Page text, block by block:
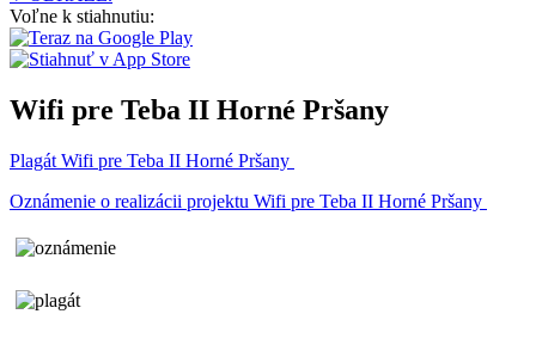
Voľne k stiahnutiu:
Wifi pre Teba II Horné Pršany
Plagát Wifi pre Teba II Horné Pršany
Oznámenie o realizácii projektu Wifi pre Teba II Horné Pršany